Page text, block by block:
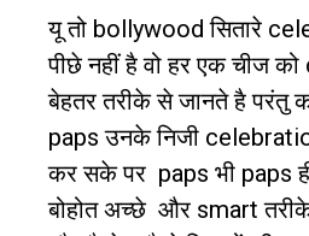
यू तो bollywoodसितारे
पीछे नहीं है वो हर एक चीज को
बेहतर तरीके से जानते है परंतु
papsउनके निजी
कर सके पर paps भी paps
बोहोत अच्छे और smart